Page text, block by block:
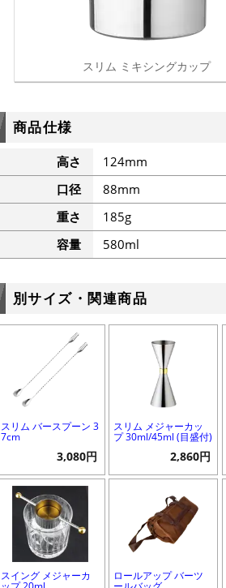
スリム ミキシングカップ
商品仕様
高さ
124mm
口径
88mm
重さ
185g
容量
580ml
別サイズ・関連商品
スリム バースプーン 3
7cm
3,080円
スリム メジャーカッ
プ 30ml/45ml (目盛付)
2,860円
スイング メジャーカ ロールアップ バーツ